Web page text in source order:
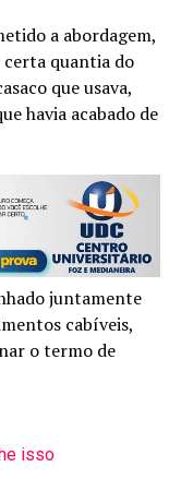
a abordagem,
certa quantia do
que usava,
havia acabado de
juntamente
cabíveis,
o termo de
isso